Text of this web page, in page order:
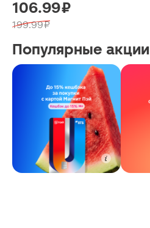
106.99 ₽
199.99 ₽
Популярные акции